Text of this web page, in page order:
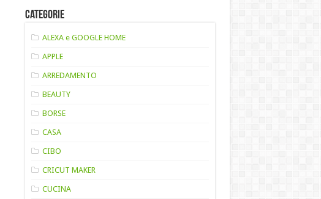
Categorie
ALEXA e GOOGLE HOME
APPLE
ARREDAMENTO
BEAUTY
BORSE
CASA
CIBO
CRICUT MAKER
CUCINA